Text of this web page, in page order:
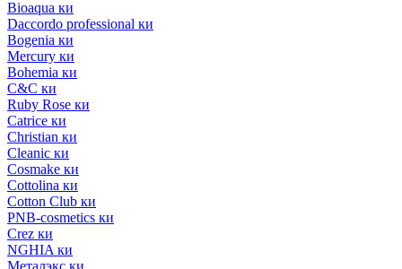
Bioaqua ки
Daccordo professional ки
Bogenia ки
Mercury ки
Bohemia ки
C&C ки
Ruby Rose ки
Catrice ки
Christian ки
Cleanic ки
Cosmake ки
Cottolina ки
Cotton Club ки
PNB-cosmetics ки
Crez ки
NGHIA ки